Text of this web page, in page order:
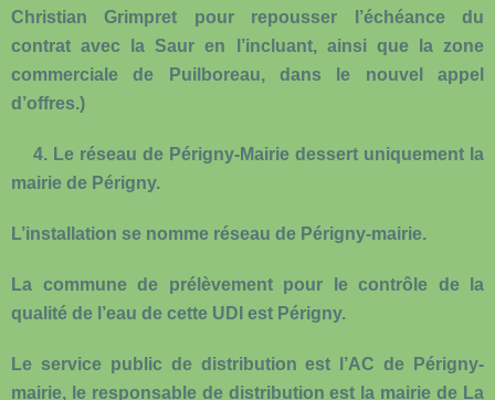
Christian Grimpret pour repousser l’échéance du
contrat avec la Saur en l’incluant, ainsi que la zone
commerciale de Puilboreau, dans le nouvel appel
d’offres.)
4. Le réseau de Périgny-Mairie dessert uniquement la
mairie de Périgny.
L’installation se nomme réseau de Périgny-mairie.
La commune de prélèvement pour le contrôle de la
qualité de l’eau de cette UDI est Périgny.
Le service public de distribution est l’AC de Périgny-
mairie, le responsable de distribution est la mairie de La